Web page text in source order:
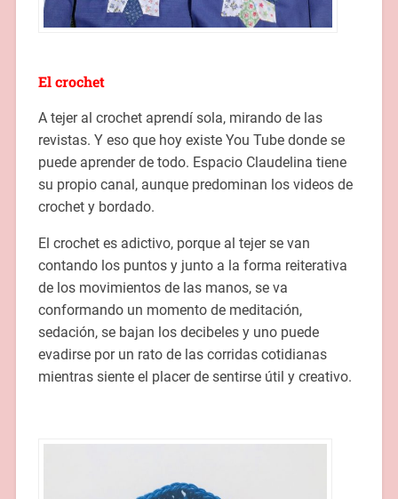
El crochet
A tejer al crochet aprendí sola, mirando de las
revistas. Y eso que hoy existe You Tube donde se
puede aprender de todo. Espacio Claudelina tiene
su propio canal, aunque predominan los videos de
crochet y bordado.
El crochet es adictivo, porque al tejer se van
contando los puntos y junto a la forma reiterativa
de los movimientos de las manos, se va
conformando un momento de meditación,
sedación, se bajan los decibeles y uno puede
evadirse por un rato de las corridas cotidianas
mientras siente el placer de sentirse útil y creativo.